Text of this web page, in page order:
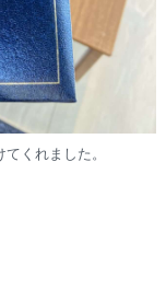
くれました。